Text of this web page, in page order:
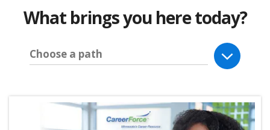
What brings you here today?
Choose a path